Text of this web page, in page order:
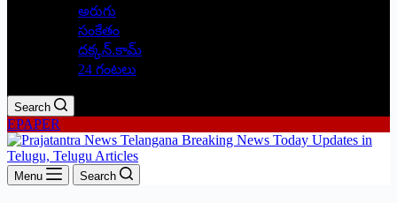
అరుగు
సంకేతం
దక్కన్.కామ్
24 గంటలు
Search
EPAPER
Menu Search